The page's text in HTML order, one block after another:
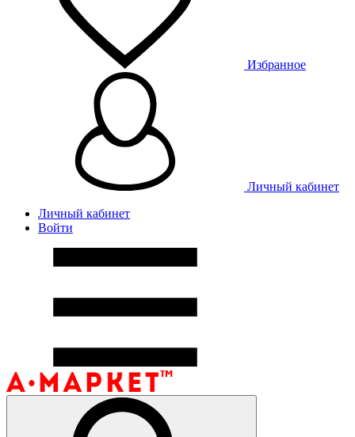
Избранное
Личный кабинет
Личный кабинет
Войти